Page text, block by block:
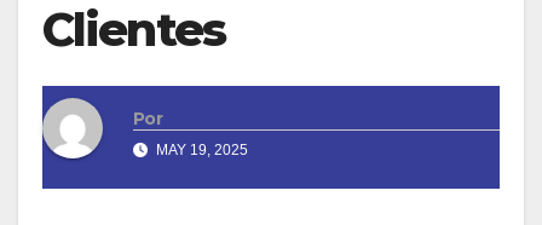
Clientes
Por
MAY 19, 2025